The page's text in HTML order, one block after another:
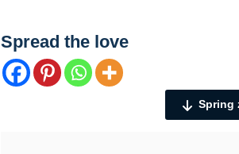
Spread the love
Spring